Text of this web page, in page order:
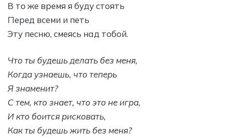
В то же время я буду стоять
Перед всеми и петь
Эту песню, смеясь над тобой.
Что ты будешь делать без меня,
Когда узнаешь, что теперь
Я знаменит?
С тем, кто знает, что это не игра,
И кто боится рисковать,
Как ты будешь жить без меня?